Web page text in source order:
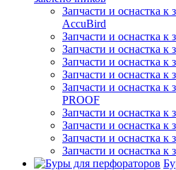
Запчасти и оснастка к
AccuBird
Запчасти и оснастка к
Запчасти и оснастка
Запчасти и оснастка
Запчасти и оснастка
Запчасти и оснастка
PROOF
Запчасти и оснастка к
Запчасти и оснастка
Запчасти и оснастка
Запчасти и оснастка к